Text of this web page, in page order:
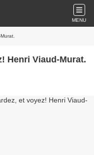
MENU
Henri Viaud-Murat.